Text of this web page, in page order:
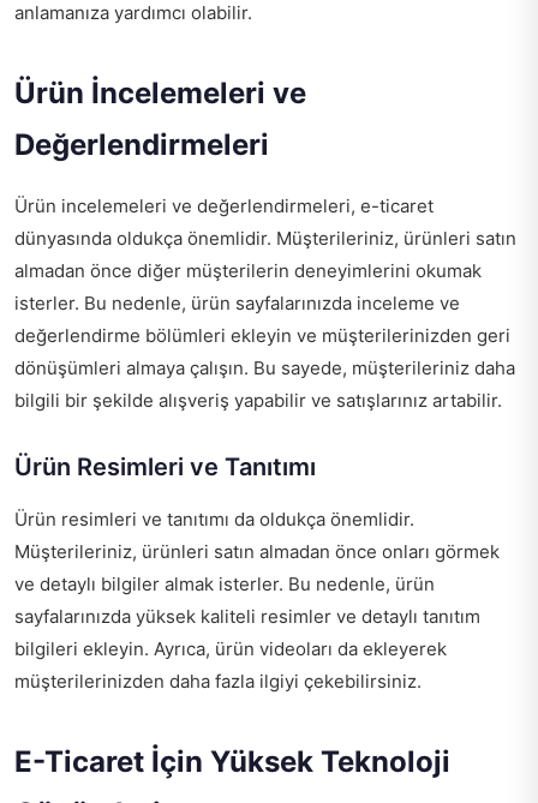
anlamanıza yardımcı olabilir.
Ürün İncelemeleri ve
Değerlendirmeleri
Ürün incelemeleri ve değerlendirmeleri, e-ticaret
dünyasında oldukça önemlidir. Müşterileriniz, ürünleri satın
almadan önce diğer müşterilerin deneyimlerini okumak
isterler. Bu nedenle, ürün sayfalarınızda inceleme ve
değerlendirme bölümleri ekleyin ve müşterilerinizden geri
dönüşümleri almaya çalışın. Bu sayede, müşterileriniz daha
bilgili bir şekilde alışveriş yapabilir ve satışlarınız artabilir.
Ürün Resimleri ve Tanıtımı
Ürün resimleri ve tanıtımı da oldukça önemlidir.
Müşterileriniz, ürünleri satın almadan önce onları görmek
ve detaylı bilgiler almak isterler. Bu nedenle, ürün
sayfalarınızda yüksek kaliteli resimler ve detaylı tanıtım
bilgileri ekleyin. Ayrıca, ürün videoları da ekleyerek
müşterilerinizden daha fazla ilgiyi çekebilirsiniz.
E-Ticaret İçin Yüksek Teknoloji